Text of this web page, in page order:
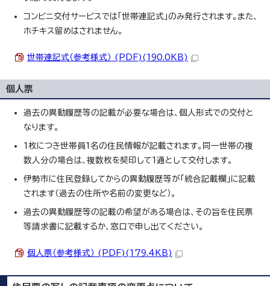
コンビニ交付サービスでは「世帯連記式」のみ発行されます。また、
ホチキス留めはされません。
世帯連記式（参考様式） (PDF)(190.0KB)
個人票
過去の異動履歴等の記載が必要な場合は、個人形式での交付と
なります。
1枚につき世帯員1名の住民情報が記載されます。同一世帯の複
数人分の場合は、複数枚を契印して1通として交付します。
伊勢市に住民登録してからの異動履歴等が「統合記載欄」に記載
されます（過去の住所や名前の変更など）。
過去の異動履歴等の記載の希望がある場合は、その旨を住民票
等請求書に記載するか、窓口で申し出てください。
個人票（参考様式） (PDF)(179.4KB)